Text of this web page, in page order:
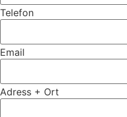
Telefon
Email
Adress + Ort